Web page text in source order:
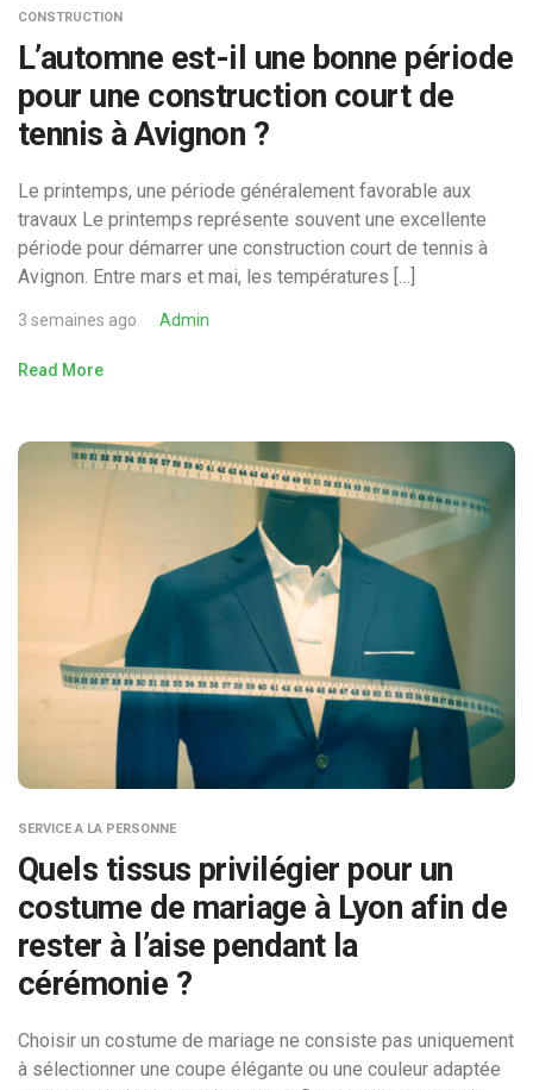
CONSTRUCTION
L’automne est-il une bonne période
pour une construction court de
tennis à Avignon ?
Le printemps, une période généralement favorable aux
travaux Le printemps représente souvent une excellente
période pour démarrer une construction court de tennis à
Avignon. Entre mars et mai, les températures […]
3 semaines ago Admin
Read More
SERVICE A LA PERSONNE
Quels tissus privilégier pour un
costume de mariage à Lyon afin de
rester à l’aise pendant la
cérémonie ?
Choisir un costume de mariage ne consiste pas uniquement
à sélectionner une coupe élégante ou une couleur adaptée